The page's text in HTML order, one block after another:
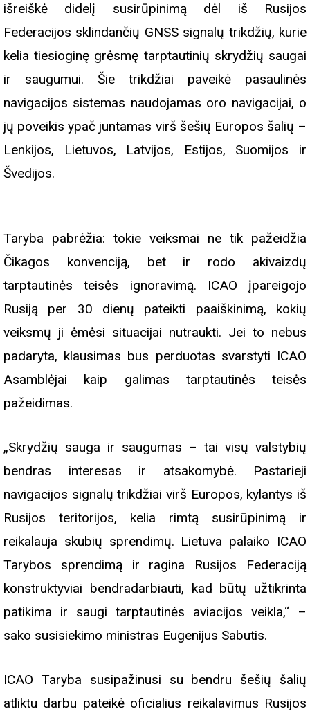
išreiškė didelį susirūpinimą dėl iš Rusijos
Federacijos sklindančių GNSS signalų trikdžių, kurie
kelia tiesioginę grėsmę tarptautinių skrydžių saugai
ir saugumui. Šie trikdžiai paveikė pasaulinės
navigacijos sistemas naudojamas oro navigacijai, o
jų poveikis ypač juntamas virš šešių Europos šalių –
Lenkijos, Lietuvos, Latvijos, Estijos, Suomijos ir
Švedijos.
Taryba pabrėžia: tokie veiksmai ne tik pažeidžia
Čikagos konvenciją, bet ir rodo akivaizdų
tarptautinės teisės ignoravimą. ICAO įpareigojo
Rusiją per 30 dienų pateikti paaiškinimą, kokių
veiksmų ji ėmėsi situacijai nutraukti. Jei to nebus
padaryta, klausimas bus perduotas svarstyti ICAO
Asamblėjai kaip galimas tarptautinės teisės
pažeidimas.
„Skrydžių sauga ir saugumas – tai visų valstybių
bendras interesas ir atsakomybė. Pastarieji
navigacijos signalų trikdžiai virš Europos, kylantys iš
Rusijos teritorijos, kelia rimtą susirūpinimą ir
reikalauja skubių sprendimų. Lietuva palaiko ICAO
Tarybos sprendimą ir ragina Rusijos Federaciją
konstruktyviai bendradarbiauti, kad būtų užtikrinta
patikima ir saugi tarptautinės aviacijos veikla,“ –
sako susisiekimo ministras Eugenijus Sabutis.
ICAO Taryba susipažinusi su bendru šešių šalių
atliktu darbu pateikė oficialius reikalavimus Rusijos